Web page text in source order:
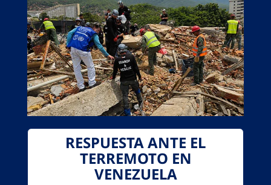
RESPUESTA ANTE EL
TERREMOTO EN
VENEZUELA